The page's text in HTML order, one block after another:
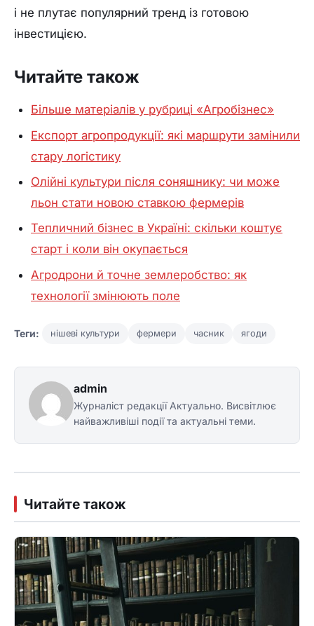
і не плутає популярний тренд із готовою
інвестицією.
Читайте також
Більше матеріалів у рубриці «Агробізнес»
Експорт агропродукції: які маршрути замінили
стару логістику
Олійні культури після соняшнику: чи може
льон стати новою ставкою фермерів
Тепличний бізнес в Україні: скільки коштує
старт і коли він окупається
Агродрони й точне землеробство: як
технології змінюють поле
Теги: нішеві культури фермери часник ягоди
admin
Журналіст редакції Актуально. Висвітлює
найважливіші події та актуальні теми.
Читайте також